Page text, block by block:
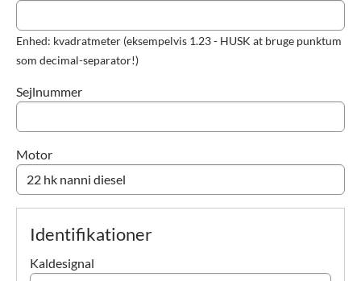
Enhed: kvadratmeter (eksempelvis 1.23 - HUSK at bruge punktum
som decimal-separator!)
Sejlnummer
Motor
Identifikationer
Kaldesignal